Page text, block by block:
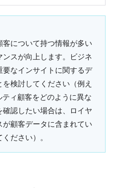
客について持つ情報が多い
スが向上します。ビジネ
要なインサイトに関するデ
検討してください（例え
ィ顧客をどのように異な
確認したい場合は、ロイヤ
が顧客データに含まれてい
ださい）。